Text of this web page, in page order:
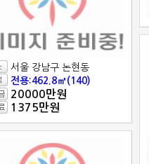
서울 강남구 논현동
전용:462.8㎡(140)
20000만원
1375만원